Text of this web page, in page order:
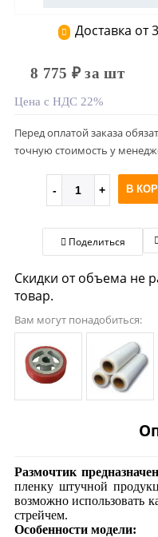
Доставка от
8 775 ₽ за шт
Цена с НДС 22%
Перед оплатой заказа
точную стоимость у
В
Поделиться
Скидки от объема не
товар.
Вам могут понадобиться:
Размочтик предназначен
пленку штучной
возможно использовать
стрейчем.
Особенности модели: